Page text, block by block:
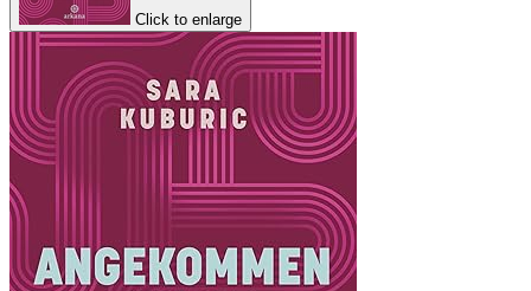
Click to enlarge